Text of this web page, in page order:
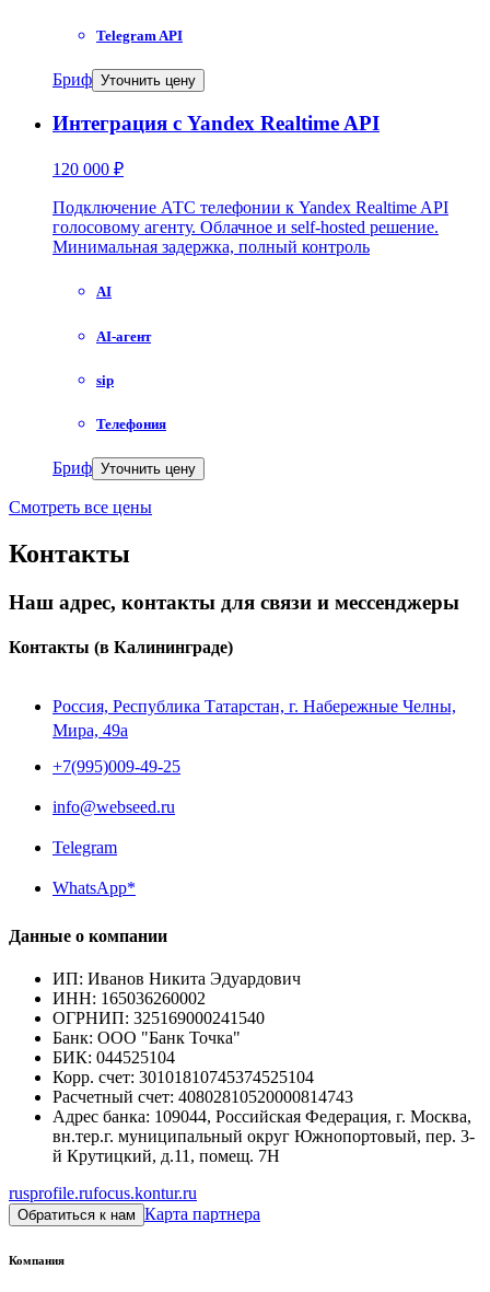
Telegram API
Бриф Уточнить цену
Интеграция с Yandex Realtime API
120 000 ₽
Подключение АТС телефонии к Yandex Realtime API
голосовому агенту. Облачное и self-hosted решение.
Минимальная задержка, полный контроль
AI
AI-агент
sip
Телефония
Бриф Уточнить цену
Смотреть все цены
Контакты
Наш адрес, контакты для связи и мессенджеры
Контакты (в Калининграде)
Россия, Республика Татарстан, г. Набережные Челны,
Мира, 49a
+7(995)009-49-25
info@webseed.ru
Telegram
WhatsApp*
Данные о компании
ИП: Иванов Никита Эдуардович
ИНН: 165036260002
ОГРНИП: 325169000241540
Банк: ООО "Банк Точка"
БИК: 044525104
Корр. счет: 30101810745374525104
Расчетный счет: 40802810520000814743
Адрес банка: 109044, Российская Федерация, г. Москва,
вн.тер.г. муниципальный округ Южнопортовый, пер. 3-
й Крутицкий, д.11, помещ. 7Н
rusprofile.rufocus.kontur.ru
Обратиться к нам Карта партнера
Компания